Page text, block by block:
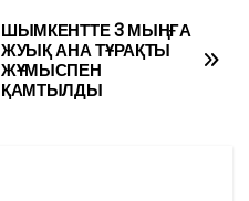
ШЫМКЕНТТЕ 3 МЫҢҒА
ЖУЫҚ АНА ТҰРАҚТЫ
ЖҰМЫСПЕН
ҚАМТЫЛДЫ